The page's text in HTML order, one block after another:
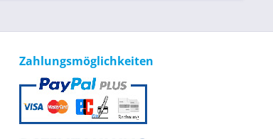
Zahlungsmöglichkeiten